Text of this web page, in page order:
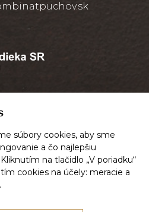
súbory cookies, aby sme
a čo najlepšiu
na tlačidlo „V poriadku“
cookies na účely: meracie a
.